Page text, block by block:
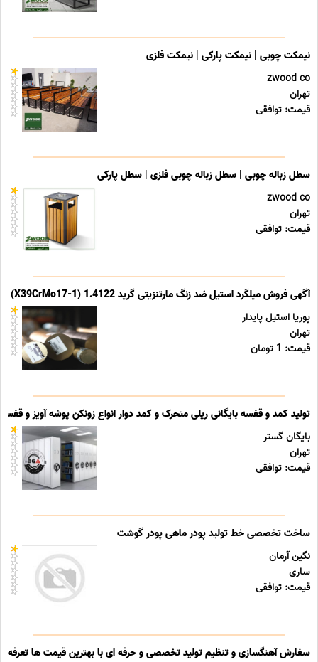
نیمکت چوبی | نیمکت پارکی | نیمکت فلزی
zwood co
تهران
قیمت: توافقی
سطل زباله چوبی | سطل زباله چوبی فلزی | سطل پارکی
zwood co
تهران
قیمت: توافقی
آگهی فروش میلگرد استیل ضد زنگ مارتنزیتی گرید 1.4122 (X39CrMo17-1)
پوریا استیل پایدار
تهران
قیمت: 1 تومان
تولید کمد و قفسه بایگانی ریلی متحرک و کمد دوار انواع زونکن پوشه آویز و قفسه
بایگان گستر
تهران
قیمت: توافقی
ساخت تخصصی خط تولید پودر ماهی پودر گوشت
نگین آرمان
ساری
قیمت: توافقی
سفارش آهنگسازی و تنظیم تولید تخصصی و حرفه ای با بهترین قیمت ها تعرفه